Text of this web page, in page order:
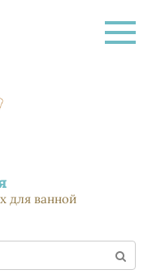
для ванной